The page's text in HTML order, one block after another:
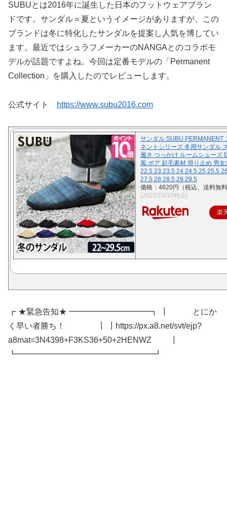
SUBUとは2016年に誕生した日本のフットウェアブラン
ドです。サンダル＝夏というイメージがありますが、この
ブランドは冬に特化したサンダルを提案し人気を博してい
ます。最近ではシュラフメーカーのNANGAとのコラボモ
デルが話題ですよね。今回は定番モデルの「Permanent
Collection」を購入したのでレビューします。
公式サイト https://www.subu2016.com
サンダル SUBU PERMANENT
ネントシリーズ 冬用サンダル
履き つっかけ ルームシューズ
風 ボア 起毛素材 滑り止め 男
22.5 23 23.5 24 24.5 25 25.5
27.5 28 28.5 29 29.5
価格：4620円（税込、送料無
(2022/10/16時点)
楽
┏ ★緊急告知★ ━━━━━━━━━━┓ ┃ とにか
く早い者勝ち！ ┃ ┃https://px.a8.net/svt/ejp?
a8mat=3N4398+F3KS36+50+2HENWZ ┃
┗━━━━━━━━━━━━━━━━━┛